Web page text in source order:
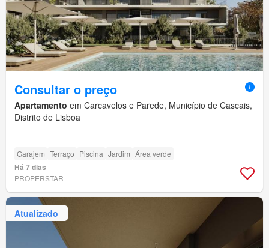
Consultar o preço
Apartamento em Carcavelos e Parede, Município de Cascais,
Distrito de Lisboa
Garajem Terraço Piscina Jardim Área verde
Há 7 dias
PROPERSTAR
Atualizado